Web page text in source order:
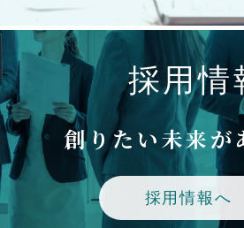
採用情
創りたい未来が
採用情報へ